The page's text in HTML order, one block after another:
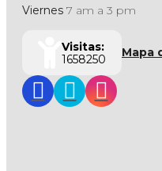
Viernes 7 am a 3 pm
Visitas:
1658250
Mapa